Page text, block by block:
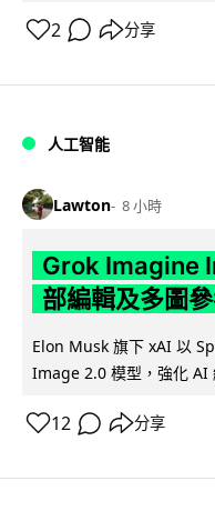
2 分享
人工智能
Lawton 8 小時
Grok Imagine
部編輯及多圖
Elon Musk 旗下 xAI 以
Image 2.0 模型，強化 AI
12 分享